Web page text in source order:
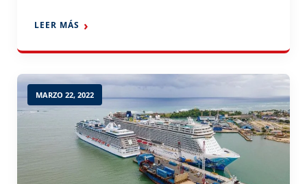
legislativas; pieza procede del Poder Ejecutivo.
Ejecutivo de la Autoridad Portuaria Dominicana
representantes del Banco […]
LEER MÁS
MARZO 22, 2022